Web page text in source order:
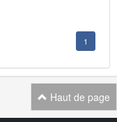
1
Haut de page